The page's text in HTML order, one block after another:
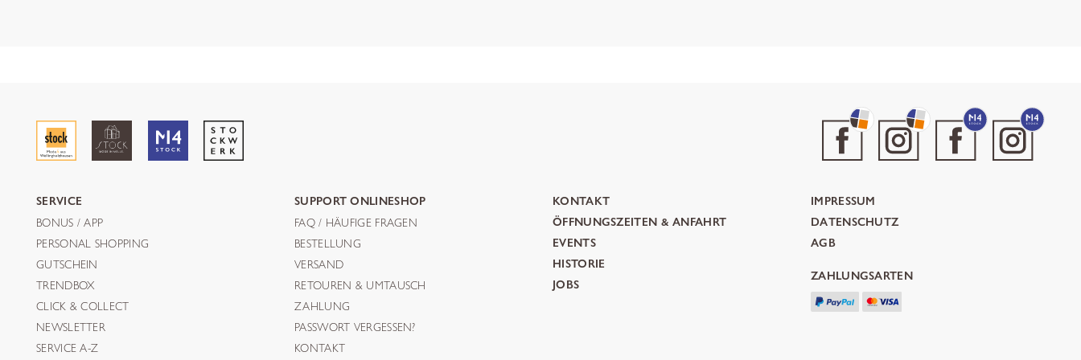
SERVICE
BONUS / APP
PERSONAL SHOPPING
GUTSCHEIN
TRENDBOX
CLICK & COLLECT
NEWSLETTER
SERVICE A-Z
SUPPORT ONLINESHOP
FAQ / HÄUFIGE FRAGEN
BESTELLUNG
VERSAND
RETOUREN & UMTAUSCH
ZAHLUNG
PASSWORT VERGESSEN?
KONTAKT
KONTAKT
ÖFFNUNGSZEITEN & ANFAHRT
EVENTS
HISTORIE
JOBS
IMPRESSUM
DATENSCHUTZ
AGB
ZAHLUNGSARTEN